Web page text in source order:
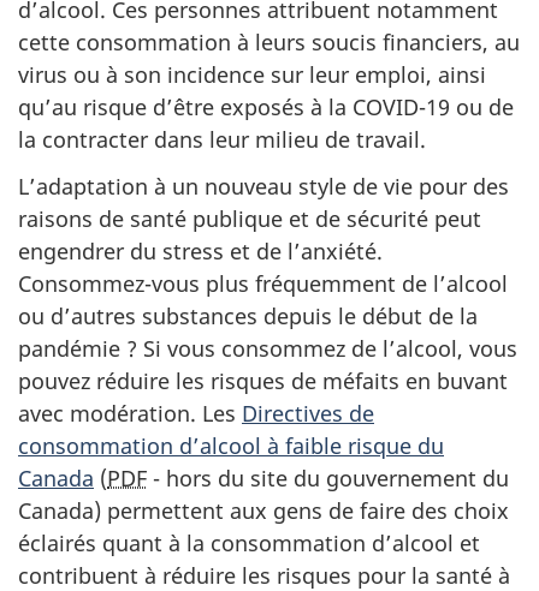
d’alcool. Ces personnes attribuent notamment
cette consommation à leurs soucis financiers, au
virus ou à son incidence sur leur emploi, ainsi
qu’au risque d’être exposés à la COVID-19 ou de
la contracter dans leur milieu de travail.
L’adaptation à un nouveau style de vie pour des
raisons de santé publique et de sécurité peut
engendrer du stress et de l’anxiété.
Consommez-vous plus fréquemment de l’alcool
ou d’autres substances depuis le début de la
pandémie ? Si vous consommez de l’alcool, vous
pouvez réduire les risques de méfaits en buvant
avec modération. Les Directives de
consommation d’alcool à faible risque du
Canada (PDF - hors du site du gouvernement du
Canada) permettent aux gens de faire des choix
éclairés quant à la consommation d’alcool et
contribuent à réduire les risques pour la santé à